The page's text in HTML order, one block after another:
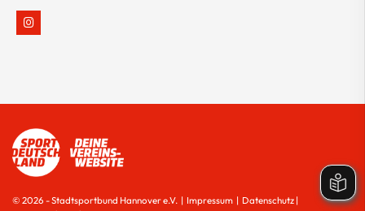
© 2026 - Stadtsportbund Hannover e.V. | Impressum | Datenschutz |